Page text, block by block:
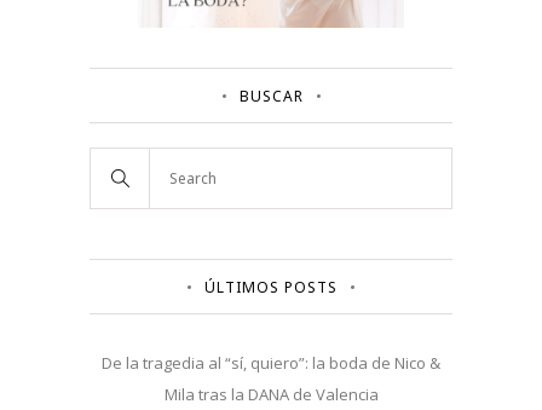
BUSCAR
ÚLTIMOS POSTS
De la tragedia al “sí, quiero”: la boda de Nico &
Mila tras la DANA de Valencia